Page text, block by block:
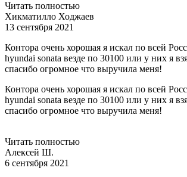
Читать полностью
Хикматилло Ходжаев
13 сентября 2021
Контора очень хорошая я искал по всей
hyundai sonata везде по 30100 или у них я
спасибо огромное что выручила меня!
Контора очень хорошая я искал по всей
hyundai sonata везде по 30100 или у них я
спасибо огромное что выручила меня!
Читать полностью
Алексей Ш.
6 сентября 2021